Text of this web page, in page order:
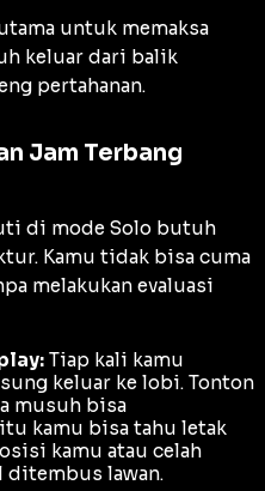
untuk memaksa
keluar dari balik
pertahanan.
Jam Terbang
di mode Solo butuh
Kamu tidak bisa cuma
melakukan evaluasi
Tiap kali kamu
keluar ke lobi. Tonton
musuh bisa
kamu bisa tahu letak
kamu atau celah
ditembus lawan.